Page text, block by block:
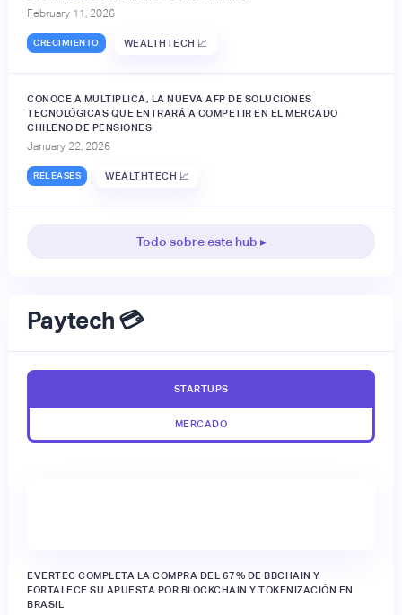
February 11, 2026
CRECIMIENTO WEALTHTECH 📈
CONOCE A MULTIPLICA, LA NUEVA AFP DE SOLUCIONES
TECNOLÓGICAS QUE ENTRARÁ A COMPETIR EN EL MERCADO
CHILENO DE PENSIONES
January 22, 2026
RELEASES WEALTHTECH 📈
Todo sobre este hub ▸
Paytech 💳
STARTUPS
MERCADO
EVERTEC COMPLETA LA COMPRA DEL 67% DE BBCHAIN Y
FORTALECE SU APUESTA POR BLOCKCHAIN Y TOKENIZACIÓN EN
BRASIL